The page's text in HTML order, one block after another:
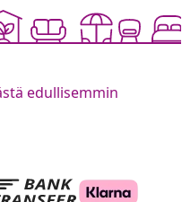
edullisemmin